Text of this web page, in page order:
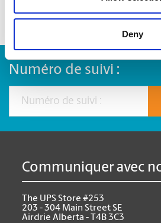
Deny
Numéro de suivi :
Communiquer avec
The UPS Store #253
203 - 304 Main Street SE
Airdrie Alberta - T4B 3C3